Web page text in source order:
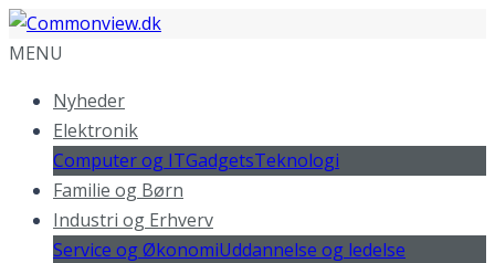
MENU
Nyheder
Elektronik
Computer og ITGadgetsTeknologi
Familie og Børn
Industri og Erhverv
Service og ØkonomiUddannelse og ledelse